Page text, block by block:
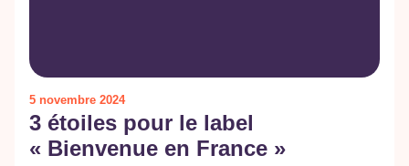
5 novembre 2024
3 étoiles pour le label
« Bienvenue en France »